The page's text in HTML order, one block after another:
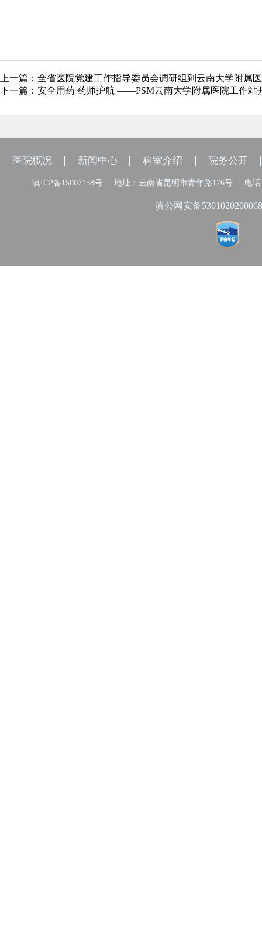
上一篇： 全省医院党建工作指导委员会调研组到云南大学附属
下一篇： 安全用药 药师护航 ——PSM云南大学附属医院工作站
医院概况 新闻中心 科室介绍 院务公开
滇ICP备15007158号 地址：云南省昆明市青年路176号 电话
滇公网安备